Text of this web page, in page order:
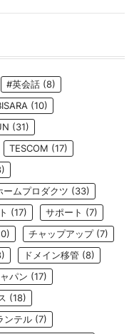
#英会話 (8)
(10)
(31)
TESCOM (17)
ームプロダクツ (33)
(17) サポート (7)
チャップアップ(7)
ドメイン移管 (8)
パン (17)
(18)
ンテル (7)